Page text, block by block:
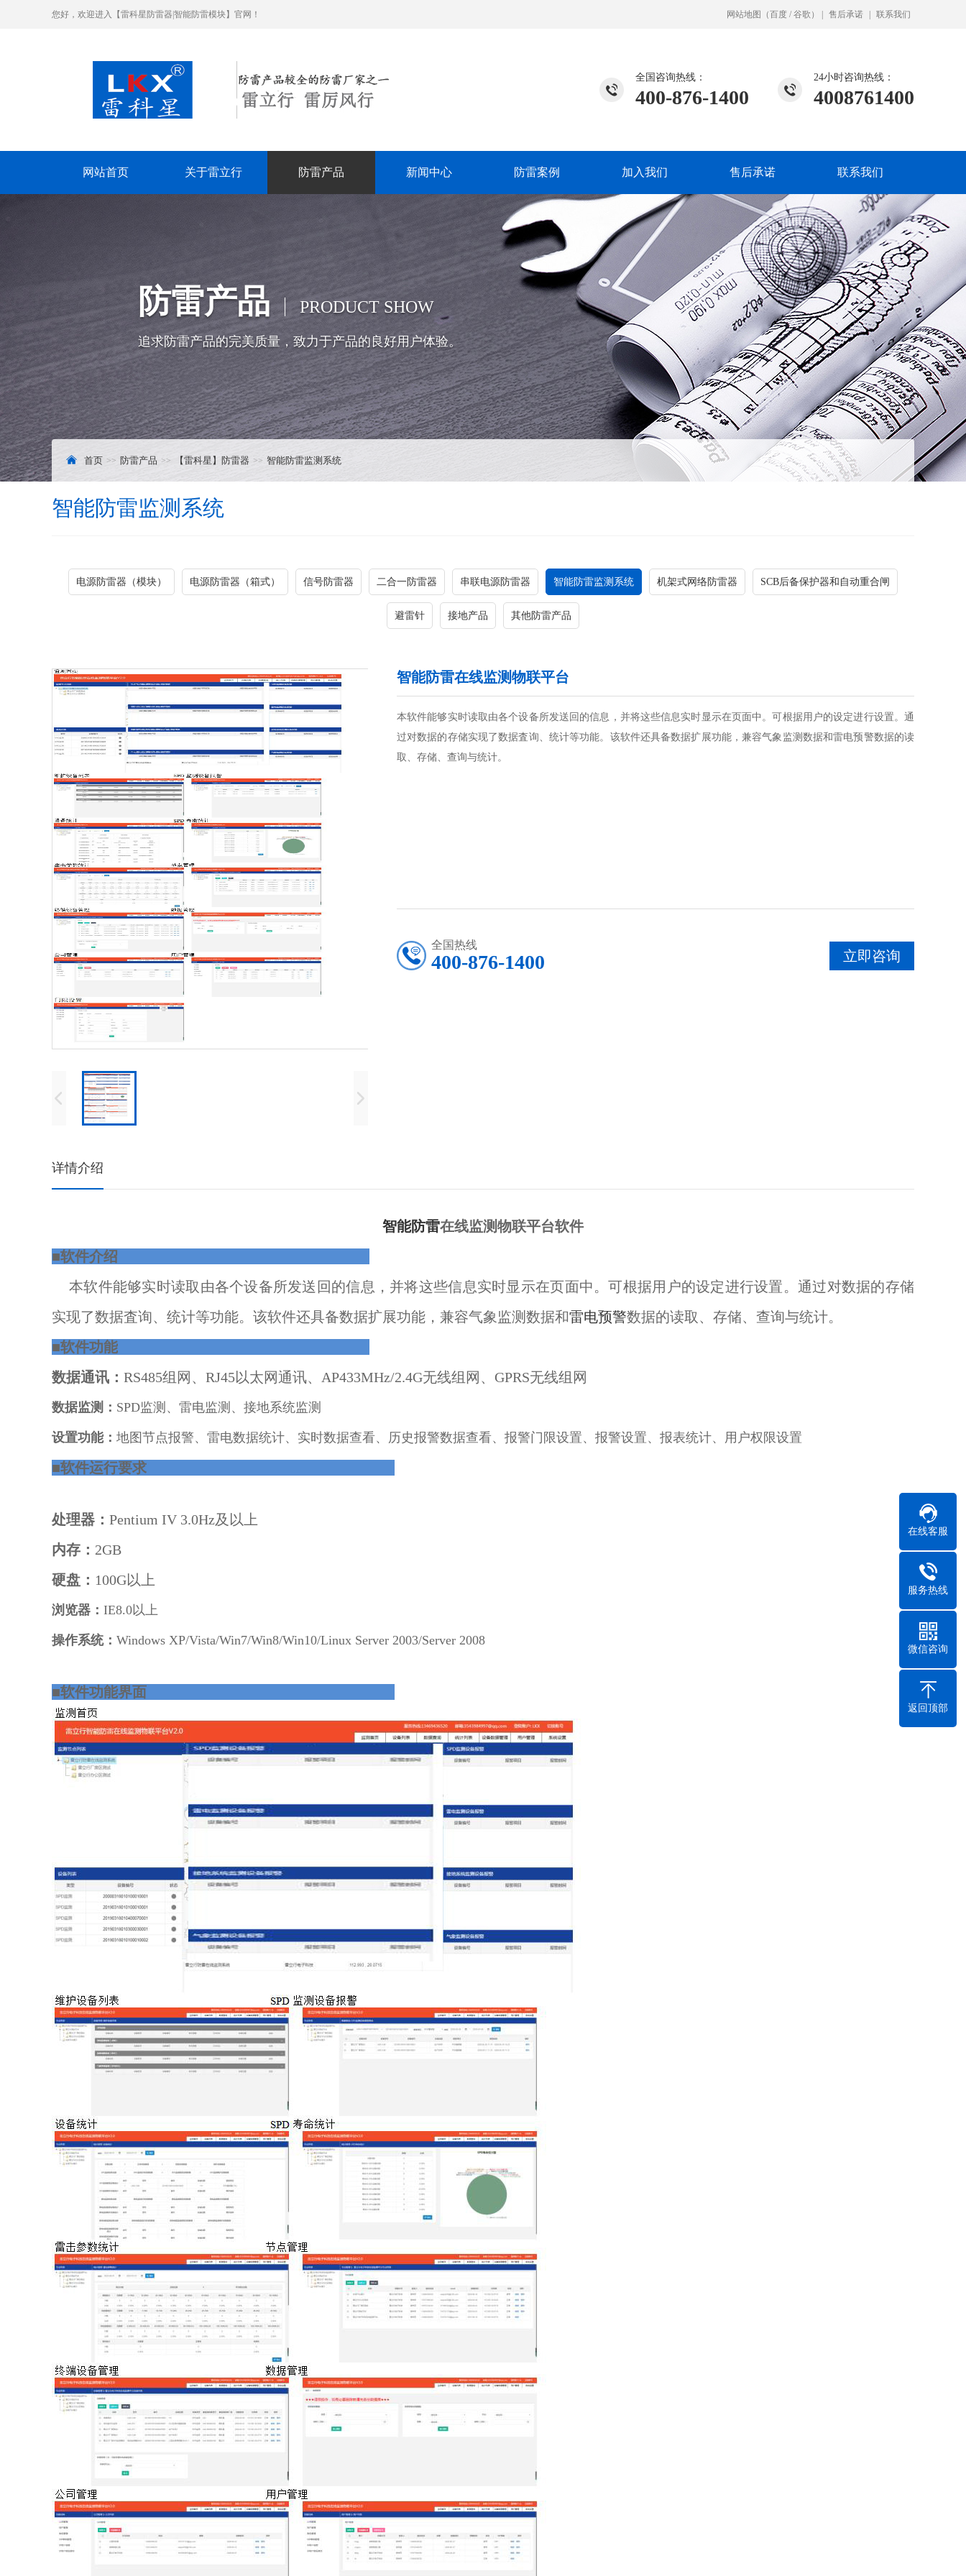
您好，欢迎进入【雷科星防雷器|智能防雷模块】官网！ 网站地图 （百度 / 谷歌 ） 售后承诺 联系我们
24小时咨询热线：
4008761400
全国咨询热线：
400-876-1400
网站首页 关于雷立行 防雷产品 新闻中心 防雷案例 加入我们 售后承诺 联系我们
防雷产品 PRODUCT SHOW
追求防雷产品的完美质量，致力于产品的良好用户体验。
首页 防雷产品 【雷科星】防雷器 智能防雷监测系统
智能防雷监测系统
电源防雷器（模块） 电源防雷器（箱式） 信号防雷器 二合一防雷器 串联电源防雷器 智能防雷监测系统 机架式网络防雷器 SCB后备保护器和自动重合闸
避雷针 接地产品 其他防雷产品
智能防雷在线监测物联平台
本软件能够实时读取由各个设备所发送回的信息，并将这些信息实时显示在页面中。可根据用户的设定进行设置。通
过对数据的存储实现了数据査询、统计等功能。该软件还具备数据扩展功能，兼容气象监测数据和雷电预警数据的读
取、存储、查询与统计。
立即咨询
全国热线
400-876-1400
详情介绍
智能防雷在线监测物联平台软件
■软件介绍
本软件能够实时读取由各个设备所发送回的信息，并将这些信息实时显示在页面中。可根据用户的设定进行设置。通过对数据的存储
实现了数据査询、统计等功能。该软件还具备数据扩展功能，兼容气象监测数据和雷电预警数据的读取、存储、查询与统计。
■软件功能
数据通讯： RS485组网、 RJ45以太网通讯、 AP433MHz/2.4G无线组网、 GPRS无线组网
数据监测： SPD监测、雷电监测、接地系统监测
设置功能： 地图节点报警、雷电数据统计、实时数据查看、历史报警数据查看、报警门限设置、报警设置、报表统计、用户权限设置
■软件运行要求
处理器： Pentium IV 3.0Hz及以上
内存： 2GB
硬盘： 100G以上
浏览器： IE8.0以上
操作系统： Windows XP/Vista/Win7/Win8/Win10/Linux Server 2003/Server 2008
■软件功能界面
在线客服
服务热线
微信咨询
返回顶部